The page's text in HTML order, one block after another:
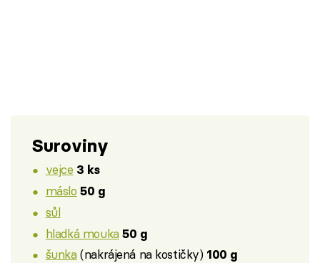
Suroviny
vejce 3 ks
máslo 50 g
sůl
hladká mouka 50 g
šunka(nakrájená na kostičky) 100 g